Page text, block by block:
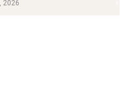
2026